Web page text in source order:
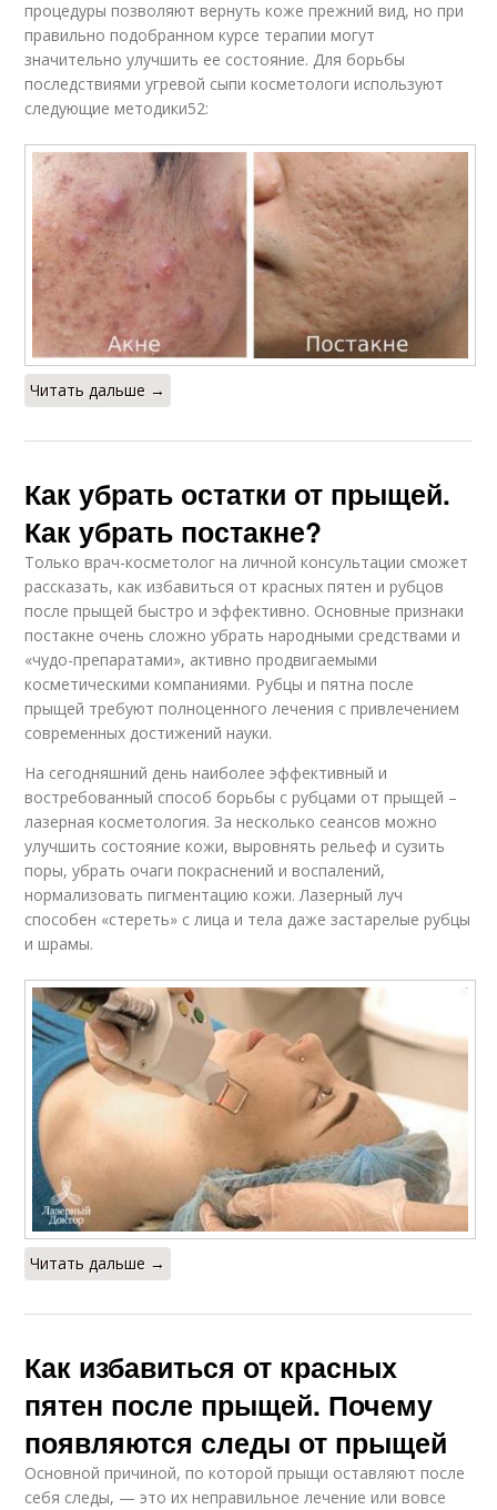
процедуры позволяют вернуть коже прежний вид, но при
правильно подобранном курсе терапии могут
значительно улучшить ее состояние. Для борьбы
последствиями угревой сыпи косметологи используют
следующие методики52:
Читать дальше →
Как убрать остатки от прыщей.
Как убрать постакне?
Только врач-косметолог на личной консультации сможет
рассказать, как избавиться от красных пятен и рубцов
после прыщей быстро и эффективно. Основные признаки
постакне очень сложно убрать народными средствами и
«чудо-препаратами», активно продвигаемыми
косметическими компаниями. Рубцы и пятна после
прыщей требуют полноценного лечения с привлечением
современных достижений науки.
На сегодняшний день наиболее эффективный и
востребованный способ борьбы с рубцами от прыщей –
лазерная косметология. За несколько сеансов можно
улучшить состояние кожи, выровнять рельеф и сузить
поры, убрать очаги покраснений и воспалений,
нормализовать пигментацию кожи. Лазерный луч
способен «стереть» с лица и тела даже застарелые рубцы
и шрамы.
Читать дальше →
Как избавиться от красных
пятен после прыщей. Почему
появляются следы от прыщей
Основной причиной, по которой прыщи оставляют после
себя следы, — это их неправильное лечение или вовсе